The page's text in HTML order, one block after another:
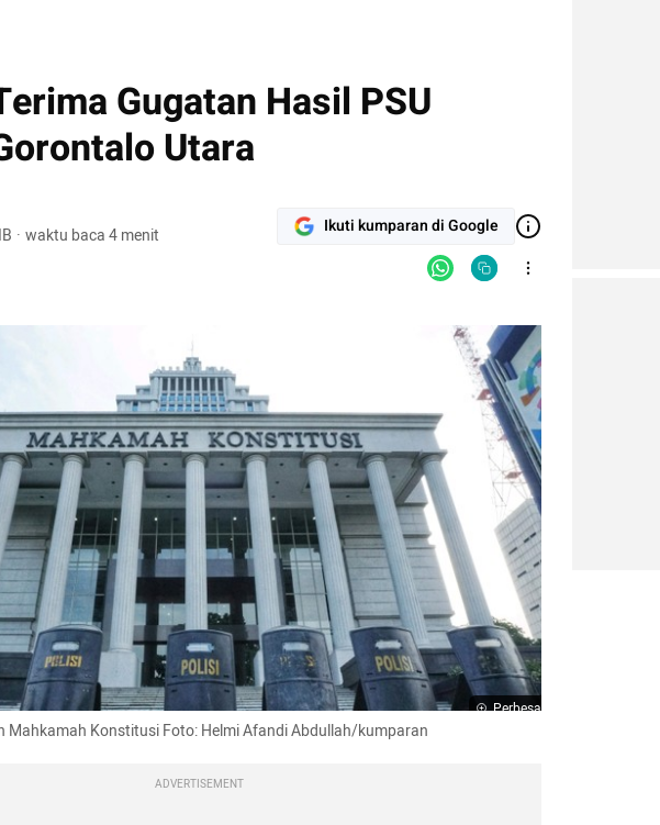
Gugatan Hasil PSU
Utara
· waktu baca 4 menit Ikuti kumparan di Google
Perbesar
Mahkamah Konstitusi Foto: Helmi Afandi Abdullah/kumparan
ADVERTISEMENT